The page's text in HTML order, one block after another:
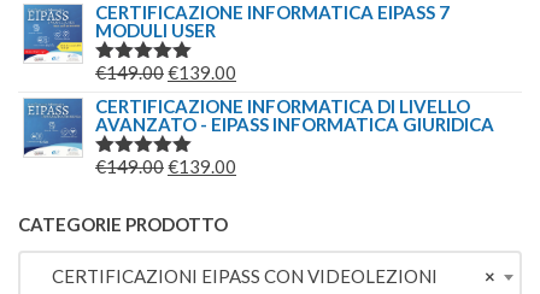
CERTIFICAZIONE INFORMATICA EIPASS 7
MODULI USER
VALUTATO
€149.00IL
PREZZO
ORIGINALE
ERA:
€139.00
PREZZO
ATTUALE
CERTIFICAZIONE INFORMATICA DI LIVELLO
AVANZATO - EIPASS INFORMATICA GIURIDICA
VALUTATO
€149.00IL
ORIGINALE
ERA:
€149.00.
€139.00
È:
€139.00.
CATEGORIE PRODOTTO
×
CERTIFICAZIONI EIPASS CON VIDEOLEZIONI